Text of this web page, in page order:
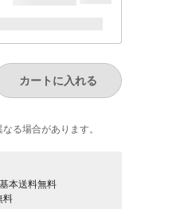
カートに入れる
る​場合が​あります。
本送料無料
料